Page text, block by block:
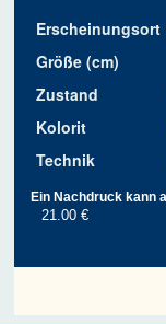
Erscheinungsort
Größe (cm)
Zustand
Kolorit
Technik
Ein Nachdruck kann
21.00 €